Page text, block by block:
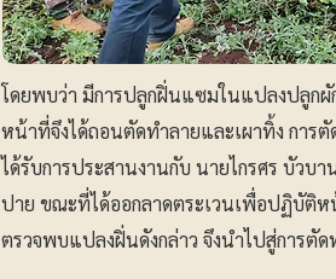
โดยพบว่า มีการปลูกฝิ่นแซมในแปลงปลูกผั
หน้าที่จึงได้ถอนตัดทำลายและเผาทิ้ง การ
ได้รับการประสานงานกับ นายไกรศร บัว
ปาย ขณะที่ได้ออกลาดตระเวนเพื่อปฏิบัติ
ตรวจพบแปลงฝิ่นดังกล่าว จึงนำไปสู่การตัด